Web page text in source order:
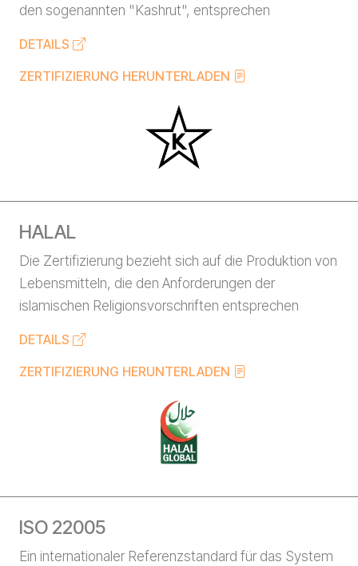
den sogenannten "Kashrut", entsprechen
DETAILS
ZERTIFIZIERUNG HERUNTERLADEN
HALAL
Die Zertifizierung bezieht sich auf die Produktion von
Lebensmitteln, die den Anforderungen der
islamischen Religionsvorschriften entsprechen
DETAILS
ZERTIFIZIERUNG HERUNTERLADEN
ISO 22005
Ein internationaler Referenzstandard für das System